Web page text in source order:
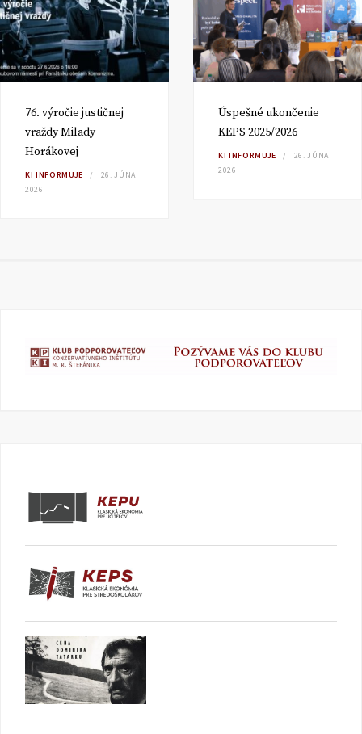
76. výročie justičnej
vraždy Milady
Horákovej
KI INFORMUJE
26. JÚNA
2026
Úspešné ukončenie
KEPS 2025/2026
KI INFORMUJE
26. JÚNA
2026